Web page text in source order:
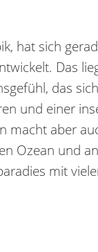
hat sich
Das
das
und einer
macht aber
Ozean und
mit